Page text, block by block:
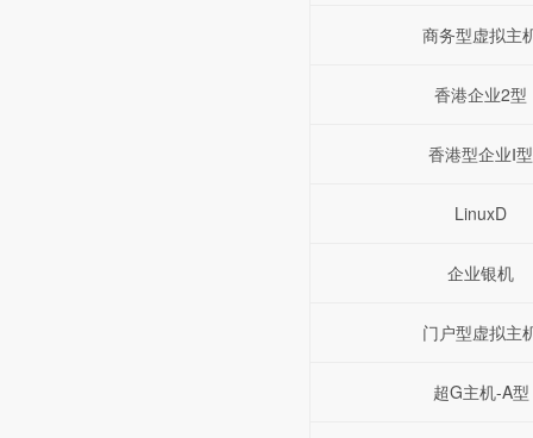
商务型虚拟主
香港企业2型
香港型企业Ⅰ型
LinuxD
企业银机
门户型虚拟主
超G主机-A型